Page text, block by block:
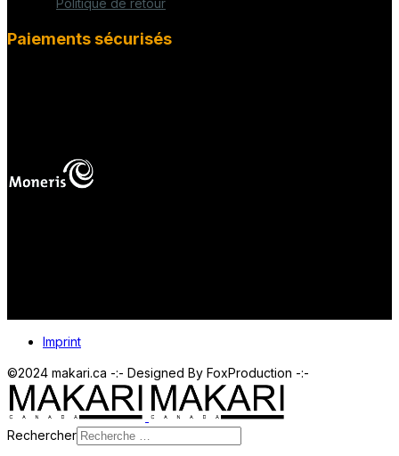
Paiements sécurisés
Imprint
©2024 makari.ca -:- Designed By FoxProduction -:-
Rechercher